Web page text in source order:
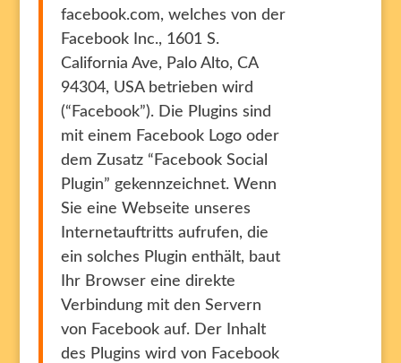
facebook.com, welches von der
Facebook Inc., 1601 S.
California Ave, Palo Alto, CA
94304, USA betrieben wird
(“Facebook”). Die Plugins sind
mit einem Facebook Logo oder
dem Zusatz “Facebook Social
Plugin” gekennzeichnet. Wenn
Sie eine Webseite unseres
Internetauftritts aufrufen, die
ein solches Plugin enthält, baut
Ihr Browser eine direkte
Verbindung mit den Servern
von Facebook auf. Der Inhalt
des Plugins wird von Facebook